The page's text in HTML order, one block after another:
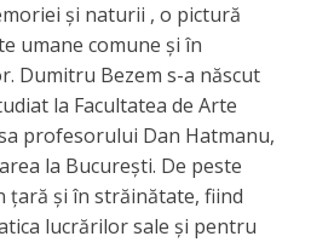
și naturii , o pictură
umane comune și în
Dumitru Bezem s-a născut
la Facultatea de Arte
profesorului Dan Hatmanu,
la București. De peste
țară și în străinătate, fiind
lucrărilor sale și pentru